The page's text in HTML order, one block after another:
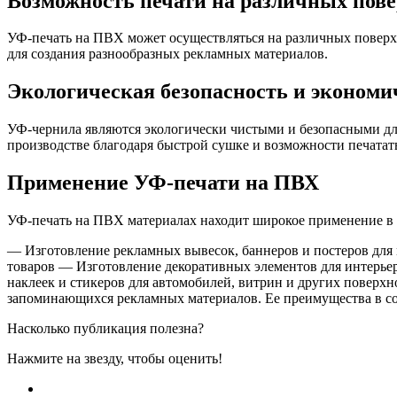
УФ-печать на ПВХ может осуществляться на различных
для создания разнообразных рекламных материалов.
Экологическая безопасность и
УФ-чернила являются экологически чистыми и безопасными
производстве благодаря быстрой сушке и возможности
Применение УФ-печати на ПВХ
УФ-печать на ПВХ материалах находит широкое применение в
— Изготовление рекламных вывесок, баннеров и постеров
товаров — Изготовление декоративных элементов для
наклеек и стикеров для автомобилей, витрин и других
запоминающихся рекламных материалов. Ее преимущества в
Насколько публикация полезна?
Нажмите на звезду, чтобы оценить!